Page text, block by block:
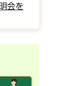
会を